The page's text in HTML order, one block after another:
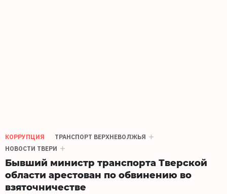
КОРРУПЦИЯ
ТРАНСПОРТ ВЕРХНЕВОЛЖЬЯ
НОВОСТИ ТВЕРИ
Бывший министр транспорта Тверской
области арестован по обвинению во
взяточничестве